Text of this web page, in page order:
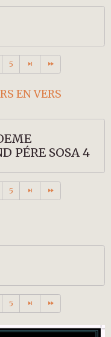
5
PÉRE SOSA 4
5
5